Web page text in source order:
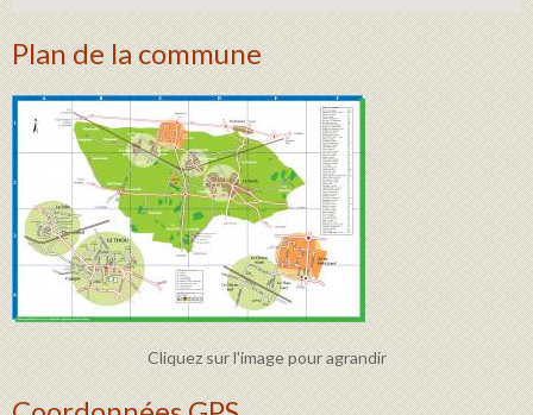
Plan de la commune
Cliquez sur l'image pour agrandir